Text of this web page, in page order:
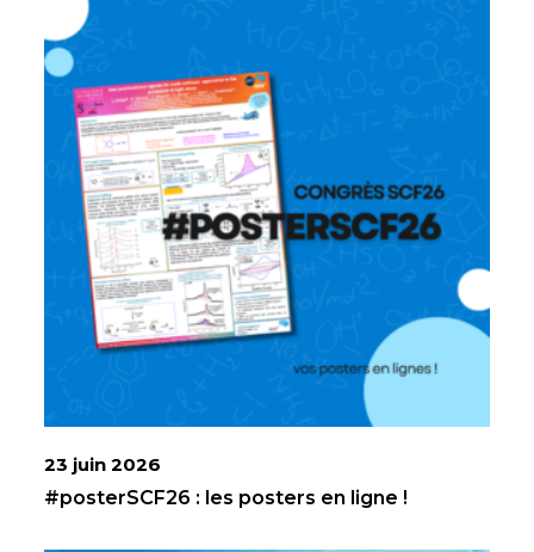
23 juin 2026
#posterSCF26 : les posters en ligne !